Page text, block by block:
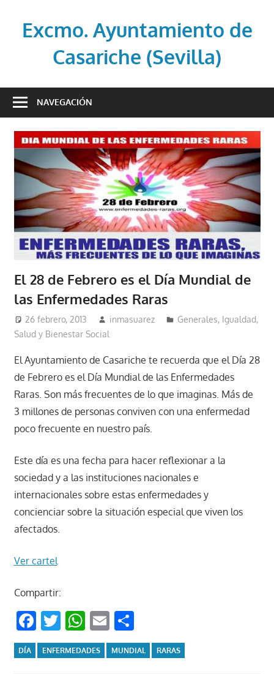
contenidoExcmo. Ayuntamiento de
Casariche (Sevilla)
oficial
Ayuntamiento
de
Casariche
(Sevilla)
NAVEGACIÓN
El 28 de Febrero es el Día Mundial de
las Enfermedades Raras
26 febrero, 2013 inmasuarez Generales, Igualdad,
Salud y Bienestar Social
El Ayuntamiento de Casariche te recuerda que el Día 28
de Febrero es el Día Mundial de las Enfermedades
Raras. Son más frecuentes de lo que imaginas. Más de
3 millones de personas conviven con una enfermedad
poco frecuente en nuestro país.
Este día es una fecha para hacer reflexionar a la
sociedad y a las instituciones nacionales e
internacionales sobre estas enfermedades y
concienciar sobre la situación especial que viven los
afectados.
Ver cartel
Compartir:
Facebook
Twitter
WhatsApp
EmailCompartir
DÍA ENFERMEDADES MUNDIAL RARAS